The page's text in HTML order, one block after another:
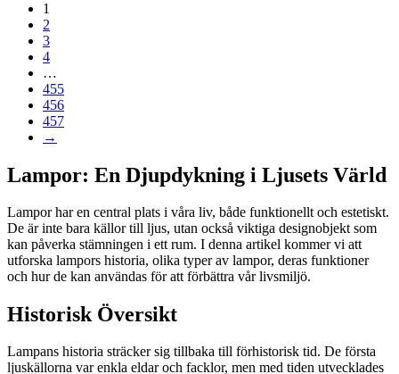
1
2
3
4
…
455
456
457
→
Lampor: En Djupdykning i Ljusets Värld
Lampor har en central plats i våra liv, både funktionellt och estetiskt.
De är inte bara källor till ljus, utan också viktiga designobjekt som
kan påverka stämningen i ett rum. I denna artikel kommer vi att
utforska lampors historia, olika typer av lampor, deras funktioner
och hur de kan användas för att förbättra vår livsmiljö.
Historisk Översikt
Lampans historia sträcker sig tillbaka till förhistorisk tid. De första
ljuskällorna var enkla eldar och facklor, men med tiden utvecklades